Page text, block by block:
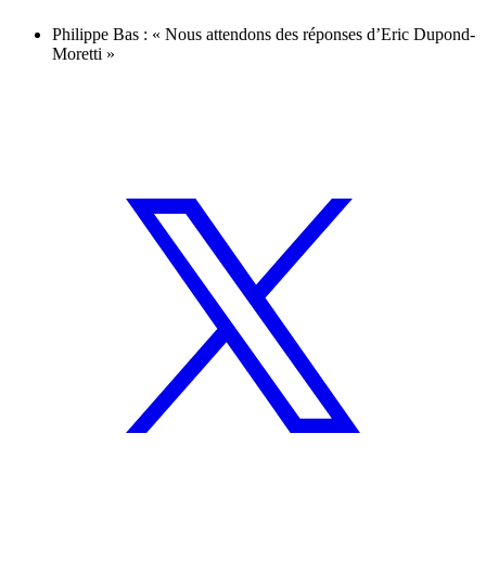
Philippe Bas : « Nous attendons des réponses d’Eric Dupond-
Moretti »